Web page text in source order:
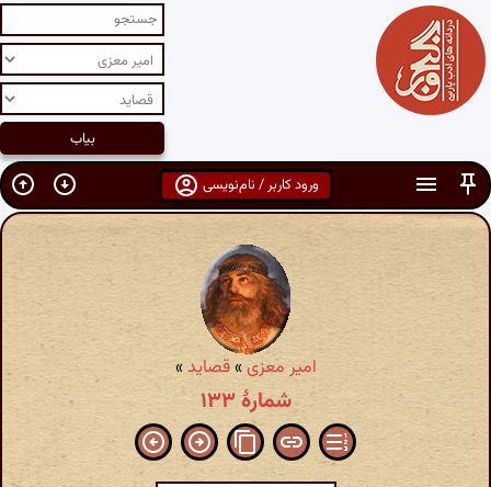
ورود کاربر / نام‌نویسی
امیر معزی»قصاید»
شمارهٔ ۱۳۳